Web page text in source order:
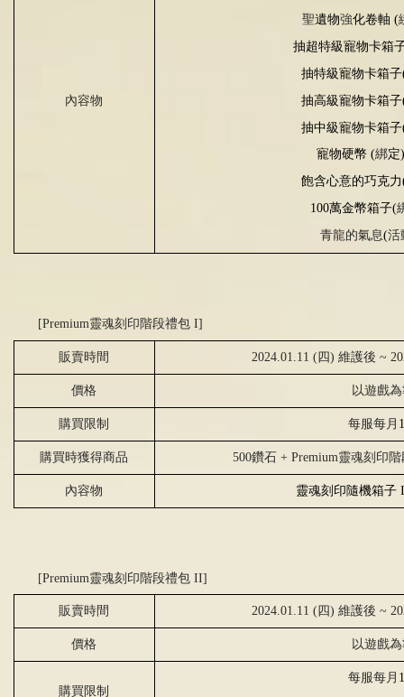
內容物
聖遺物強化卷軸 (
抽超特級寵物卡箱
抽特級寵物卡箱子
抽高級寵物卡箱子
抽中級寵物卡箱子
寵物硬幣 (綁定
飽含心意的巧克力
100萬金幣箱子(
青龍的氣息(活
[Premium靈魂刻印階段禮包 I]
販賣時間 2024.01.11 (四) 維護後 ~
價格 以遊戲
購買限制 每服每月
購買時獲得商品 500鑽石+ Premium靈魂刻印
內容物 靈魂刻印隨機箱子
[Premium靈魂刻印階段禮包 II]
販賣時間 2024.01.11 (四) 維護後 ~
價格 以遊戲
購買限制
每服每月